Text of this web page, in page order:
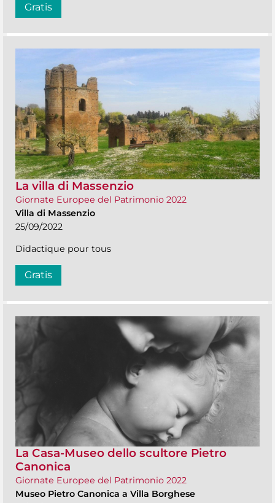
Gratis
La villa di Massenzio
Giornate Europee del Patrimonio 2022
Villa di Massenzio
25/09/2022
Didactique pour tous
Gratis
La Casa-Museo dello scultore Pietro
Canonica
Giornate Europee del Patrimonio 2022
Museo Pietro Canonica a Villa Borghese